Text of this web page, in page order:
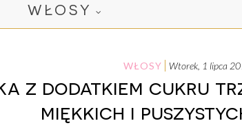
WŁOSY
WŁOSY wtorek, 1 lipca
z dodatkiem cukru
miękkich i